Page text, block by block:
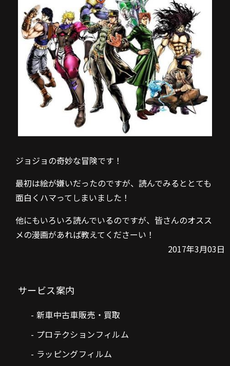
ジョジョの奇妙な冒険です！
最初は絵が嫌いだったのですが、読んでみるととても
面白くハマってしまいました！
他にもいろいろ読んでいるのですが、皆さんのオスス
メの漫画があれば教えてくださーい！
2017年3月03日
サービス案内
新車中古車販売・買取
プロテクションフィルム
ラッピングフィルム